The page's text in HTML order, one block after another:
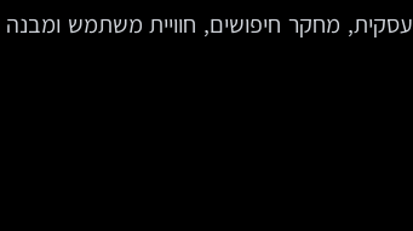
מחקר חיפושים, חוויית משתמש ומבנה